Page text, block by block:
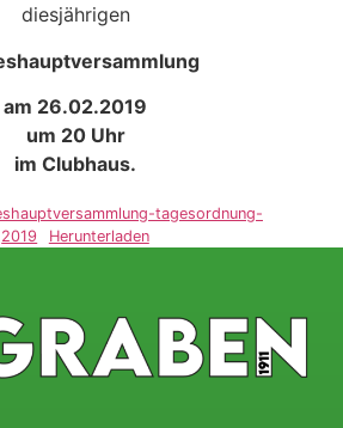
diesjährigen
am 26.02.2019
um 20 Uhr
im Clubhaus.
tagesordnung-
2019
Herunterladen